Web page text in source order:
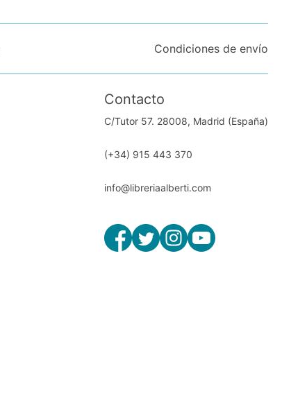
Condiciones de envío
Contacto
C/Tutor 57. 28008, Madrid (España)
(+34) 915 443 370
info@libreriaalberti.com